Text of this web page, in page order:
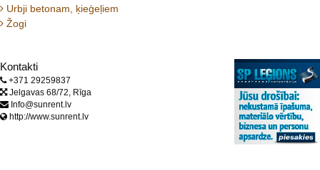
Urbji betonam, ķieģeļiem
Žogi
Kontakti
+371 29259837
Jelgavas 68/72, Rīga
Info@sunrent.lv
http://www.sunrent.lv